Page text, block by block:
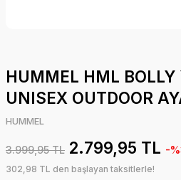
HUMMEL HML BOLLY
UNISEX OUTDOOR
HUMMEL
3.999,95 TL 2.799,95 TL -
302,98 TL den başlayan taksitlerle!